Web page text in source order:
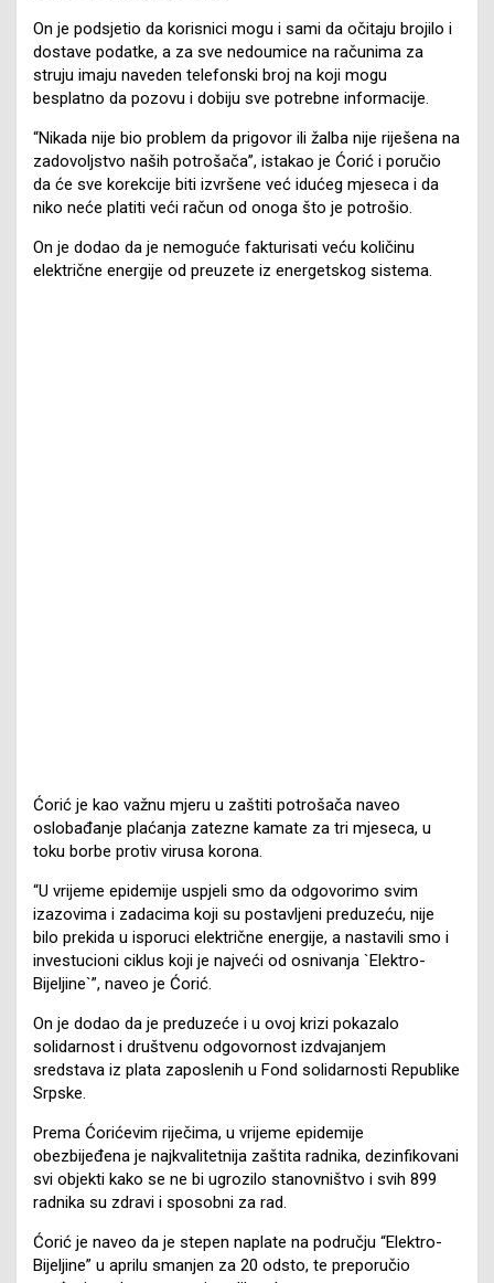
On je podsjetio da korisnici mogu i sami da očitaju brojilo i
dostave podatke, a za sve nedoumice na računima za
struju imaju naveden telefonski broj na koji mogu
besplatno da pozovu i dobiju sve potrebne informacije.
“Nikada nije bio problem da prigovor ili žalba nije riješena na
zadovoljstvo naših potrošača”, istakao je Ćorić i poručio
da će sve korekcije biti izvršene već idućeg mjeseca i da
niko neće platiti veći račun od onoga što je potrošio.
On je dodao da je nemoguće fakturisati veću količinu
električne energije od preuzete iz energetskog sistema.
Ćorić je kao važnu mjeru u zaštiti potrošača naveo
oslobađanje plaćanja zatezne kamate za tri mjeseca, u
toku borbe protiv virusa korona.
“U vrijeme epidemije uspjeli smo da odgovorimo svim
izazovima i zadacima koji su postavljeni preduzeću, nije
bilo prekida u isporuci električne energije, a nastavili smo i
investucioni ciklus koji je najveći od osnivanja `Elektro-
Bijeljine`”, naveo je Ćorić.
On je dodao da je preduzeće i u ovoj krizi pokazalo
solidarnost i društvenu odgovornost izdvajanjem
sredstava iz plata zaposlenih u Fond solidarnosti Republike
Srpske.
Prema Ćorićevim riječima, u vrijeme epidemije
obezbijeđena je najkvalitetnija zaštita radnika, dezinfikovani
svi objekti kako se ne bi ugrozilo stanovništvo i svih 899
radnika su zdravi i sposobni za rad.
Ćorić je naveo da je stepen naplate na području “Elektro-
Bijeljine” u aprilu smanjen za 20 odsto, te preporučio